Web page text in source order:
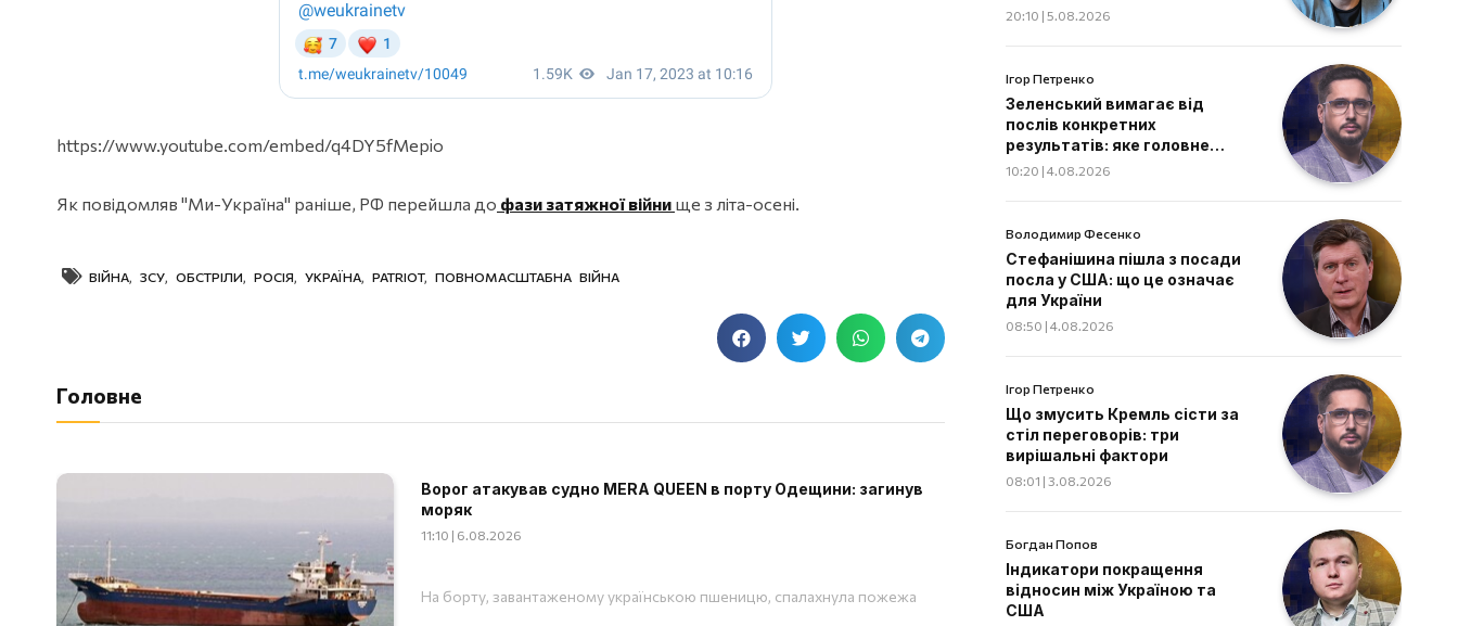
https://www.youtube.com/embed/q4DY5fMepio
Як повідомляв "Ми-Україна" раніше, РФ перейшла до фази затяжної війни ще з літа-осені.
ВІЙНА, ЗСУ, ОБСТРІЛИ, РОСІЯ, УКРАЇНА, PATRIOT, ПОВНОМАСШТАБНА ВІЙНА
Головне
Ворог атакував судно MERA QUEEN в порту Одещини: загинув
моряк
11:10 | 6.08.2026
На борту, завантаженому українською пшеницю, спалахнула пожежа
20:10 | 5.08.2026
Ігор Петренко
Зеленський вимагає від
послів конкретних
результатів: яке головне
завдання дипломатів
10:20 | 4.08.2026
Володимир Фесенко
Стефанішина пішла з посади
посла у США: що це означає
для України
08:50 | 4.08.2026
Ігор Петренко
Що змусить Кремль сісти за
стіл переговорів: три
вирішальні фактори
08:01 | 3.08.2026
Богдан Попов
Індикатори покращення
відносин між Україною та
США